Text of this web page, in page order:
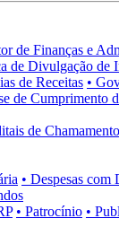
de Finanças e
de Divulgação de
de Receitas •
de Cumprimento
de
• Despesas com
• Patrocínio •